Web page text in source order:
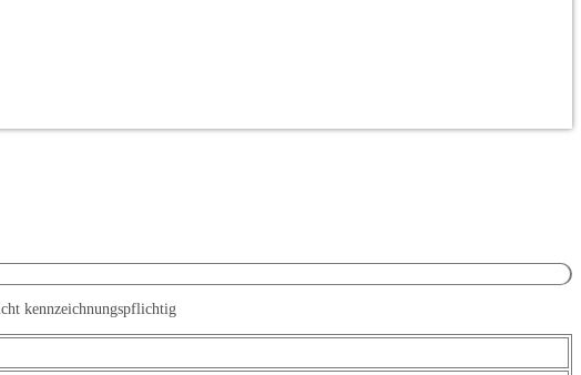
kennzeichnungspflichtig